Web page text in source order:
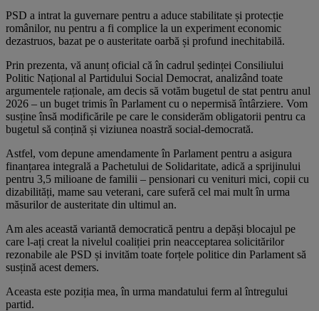
PSD a intrat la guvernare pentru a aduce stabilitate și protecție
românilor, nu pentru a fi complice la un experiment economic
dezastruos, bazat pe o austeritate oarbă și profund inechitabilă.
Prin prezenta, vă anunț oficial că în cadrul ședinței Consiliului
Politic Național al Partidului Social Democrat, analizând toate
argumentele raționale, am decis să votăm bugetul de stat pentru anul
2026 – un buget trimis în Parlament cu o nepermisă întârziere. Vom
susține însă modificările pe care le considerăm obligatorii pentru ca
bugetul să conțină și viziunea noastră social-democrată.
Astfel, vom depune amendamente în Parlament pentru a asigura
finanțarea integrală a Pachetului de Solidaritate, adică a sprijinului
pentru 3,5 milioane de familii – pensionari cu venituri mici, copii cu
dizabilități, mame sau veterani, care suferă cel mai mult în urma
măsurilor de austeritate din ultimul an.
Am ales această variantă democratică pentru a depăși blocajul pe
care l-ați creat la nivelul coaliției prin neacceptarea solicitărilor
rezonabile ale PSD și invităm toate forțele politice din Parlament să
susțină acest demers.
Aceasta este poziția mea, în urma mandatului ferm al întregului
partid.